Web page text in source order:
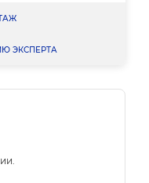
ЭКСПЕРТА